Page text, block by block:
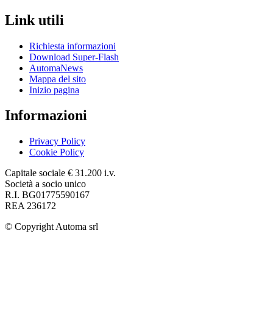
Link utili
Richiesta informazioni
Download Super-Flash
AutomaNews
Mappa del sito
Inizio pagina
Informazioni
Privacy Policy
Cookie Policy
Capitale sociale € 31.200 i.v.
Società a socio unico
R.I. BG01775590167
REA 236172
© Copyright Automa srl